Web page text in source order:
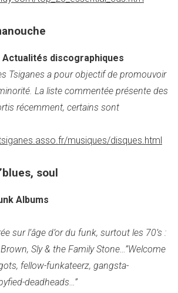
Actualités discographiques
Tsiganes a pour objectif de promouvoir
La liste commentée présente des
récemment, certains sont
musiques/disques.html
soul
Albums
sur l’âge d’or du funk, surtout les 70’s :
Sly & the Family Stone…”Welcome
fellow-funkateerz, gangsta-
deadheads…”